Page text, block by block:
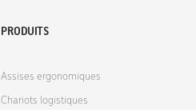
PRODUITS
Assises ergonomiques
Chariots logistiques